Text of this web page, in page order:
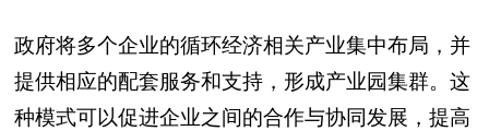
政府将多个企业的循环经济相关产业集中布局，并
提供相应的配套服务和支持，形成产业园集群。这
种模式可以促进企业之间的合作与协同发展，提高